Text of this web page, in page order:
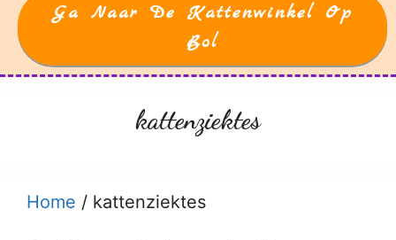
Ga Naar De Kattenwinkel Op
Bol
kattenziektes
Home / kattenziektes